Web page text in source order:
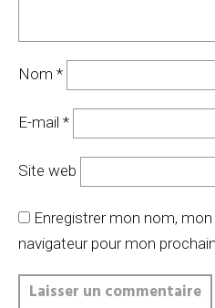
Nom *
E-mail *
Site web
Enregistrer mon nom,
navigateur pour mon